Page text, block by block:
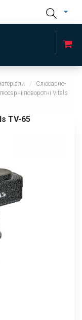
Слюсарно-
поворотні Vitals
TV-65